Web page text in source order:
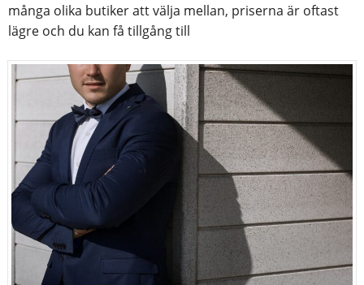
många olika butiker att välja mellan, priserna är oftast
lägre och du kan få tillgång till